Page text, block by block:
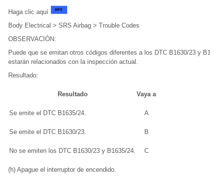
Haga clic aquí
Body Electrical > SRS Airbag > Trouble Codes
OBSERVACIÓN:
Puede que se emitan otros códigos diferentes a los DTC B1630/23 y
estarán relacionados con la inspección actual.
Resultado:
Resultado Vaya a
Se emite el DTC B1635/24. A
Se emite el DTC B1630/23. B
No se emiten los DTC B1630/23 y B1635/24. C
(h) Apague el interruptor de encendido.